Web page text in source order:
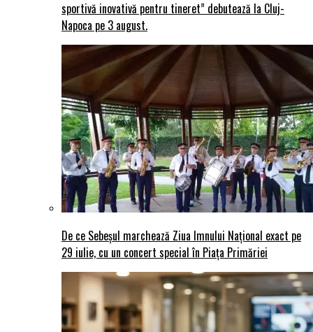
sportivă inovativă pentru tineret” debutează la Cluj-
Napoca pe 3 august.
De ce Sebeșul marchează Ziua Imnului Național exact pe
29 iulie, cu un concert special în Piața Primăriei